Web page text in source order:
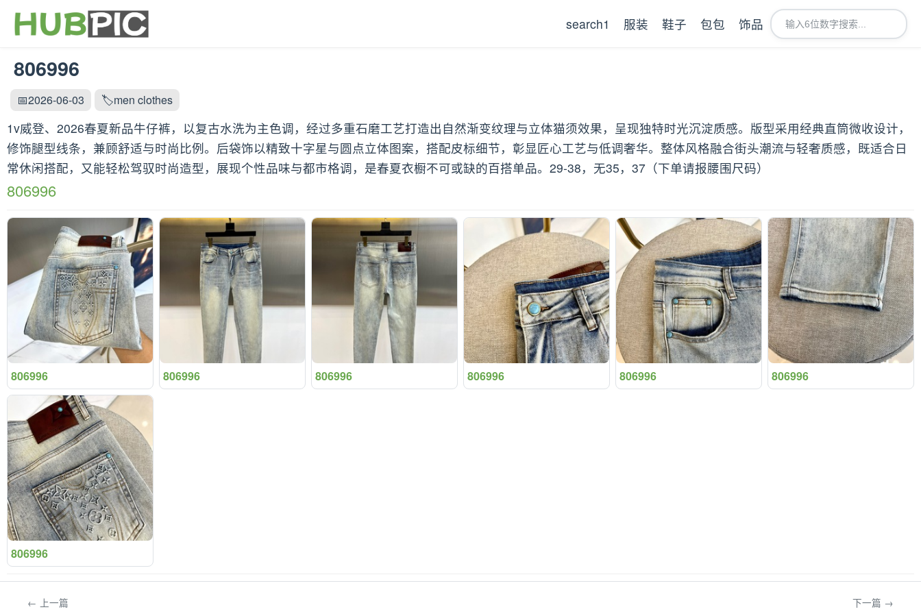
search1 服装 鞋子 包包 饰品
806996
📅2026-06-03 🏷️men clothes
1v威登、2026春夏新品牛仔裤，以复古水洗为主色调，经过多重石磨工艺打造出自然渐变纹理与立体猫须效果，呈现独特时光沉淀质感。版型采用经典直筒微收设计，
修饰腿型线条，兼顾舒适与时尚比例。后袋饰以精致十字星与圆点立体图案，搭配皮标细节，彰显匠心工艺与低调奢华。整体风格融合街头潮流与轻奢质感，既适合日
常休闲搭配，又能轻松驾驭时尚造型，展现个性品味与都市格调，是春夏衣橱不可或缺的百搭单品。29-38，无35，37（下单请报腰围尺码）
806996
806996 806996 806996 806996 806996 806996
806996
← 上一篇 下一篇 →